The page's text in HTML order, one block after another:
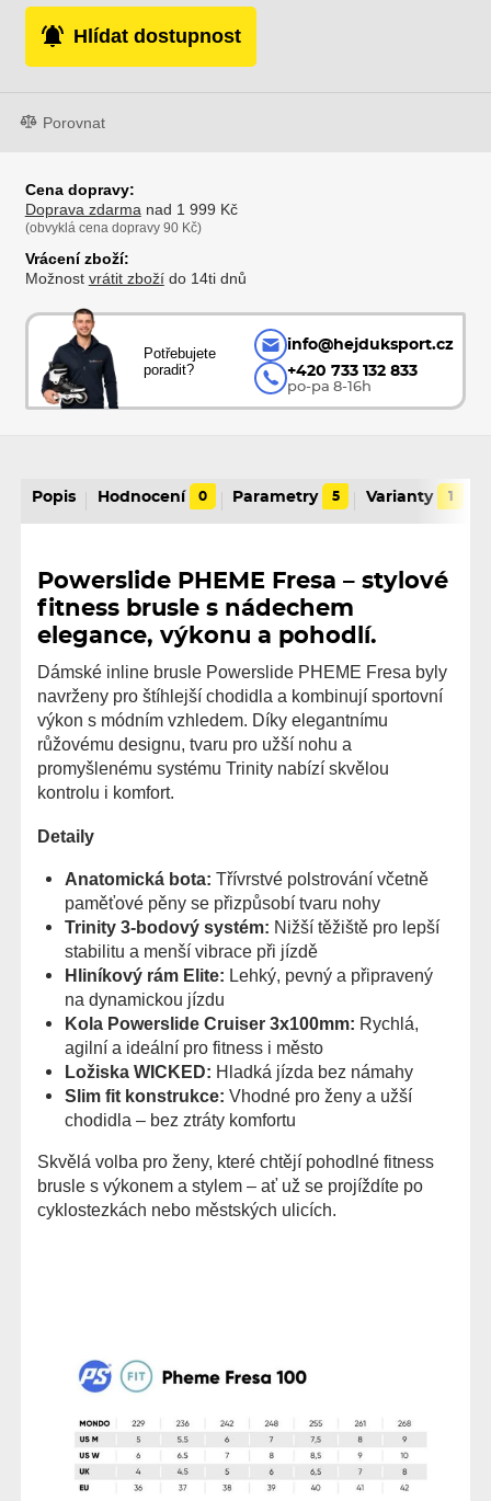
Hlídat dostupnost
Porovnat
Cena dopravy:
Doprava zdarma nad 1 999 Kč
(obvyklá cena dopravy 90 Kč)
Vrácení zboží:
Možnost vrátit zbožído 14ti dnů
Potřebujete
poradit?
info@hejduksport.cz
+420 733 132 833
po-pa 8-16h
Popis Hodnocení 0 Parametry 5 Varianty 1
Powerslide PHEME Fresa – stylové
fitness brusle s nádechem
elegance, výkonu a pohodlí.
Dámské inline brusle Powerslide PHEME Fresa byly
navrženy pro štíhlejší chodidla a kombinují sportovní
výkon s módním vzhledem. Díky elegantnímu
růžovému designu, tvaru pro užší nohu a
promyšlenému systému Trinity nabízí skvělou
kontrolu i komfort.
Detaily
Anatomická bota: Třívrstvé polstrování včetně
paměťové pěny se přizpůsobí tvaru nohy
Trinity 3-bodový systém: Nižší těžiště pro lepší
stabilitu a menší vibrace při jízdě
Hliníkový rám Elite: Lehký, pevný a připravený
na dynamickou jízdu
Kola Powerslide Cruiser 3x100mm: Rychlá,
agilní a ideální pro fitness i město
Ložiska WICKED: Hladká jízda bez námahy
Slim fit konstrukce: Vhodné pro ženy a užší
chodidla – bez ztráty komfortu
Skvělá volba pro ženy, které chtějí pohodlné fitness
brusle s výkonem a stylem – ať už se projíždíte po
cyklostezkách nebo městských ulicích.